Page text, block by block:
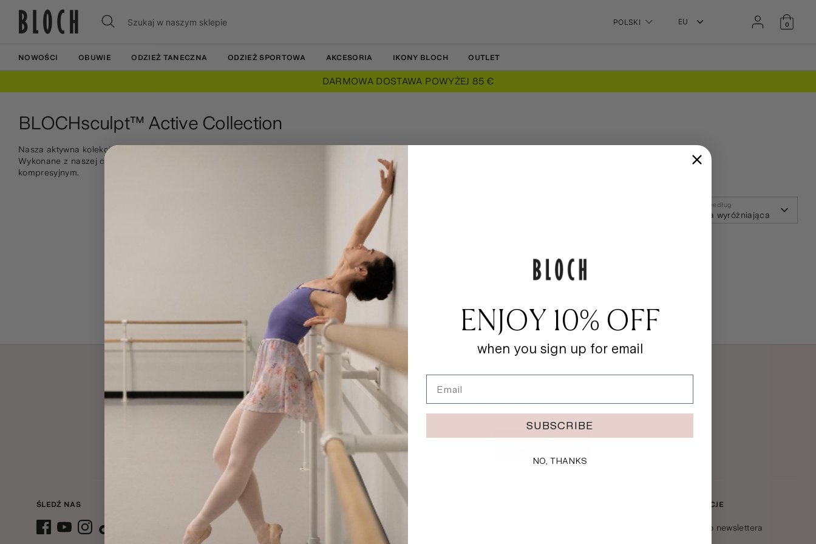
Szukaj
Szukaj
w
Język
POLSKI 0
NOWOŚCI OBUWIE ODZIEŻ TANECZNA ODZIEŻ SPORTOWA AKCESORIA IKONY BLOCH OUTLET
DARMOWA DOSTAWA POWYŻEJ 85 €
BLOCHsculpt™ Active Collection
Nasza aktywna kolekcja BLOCHsculpt™; zapewniając wyjątkowo gładkość i najwyższy komfort, kontynuuj i miej to wszystko.
Wykonane z naszej charakterystycznej tkaniny BLOCHsculpt™ , doskonale równoważącej lekkość z wysokim dopasowaniem
kompresyjnym.
Sortuj według
Cecha wyróżniająca
Przepraszamy, w tej kolekcji nie ma żadnych produktów
Zarejestruj się i zaoszczędź 10% na pierwszym zamówieniu
Adres e-mail
ŚLEDŹ NAS POMOC
Kontakt
UŻYTECZNE INFORMACJE
Zapisz się do naszego newslettera
ENJOY 10% OFF
when you sign up for email
SUBSCRIBE
NO, THANKS